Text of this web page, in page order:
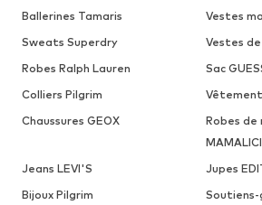
Ballerines Tamaris
Vestes
Sweats Superdry
Vestes de
Robes Ralph Lauren
Sac
Colliers Pilgrim
Chaussures GEOX
Robes
Jeans LEVI'S
Jupes
Bijoux Pilgrim
Soutiens-